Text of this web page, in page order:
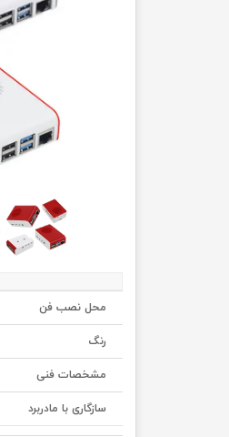
محل نصب فن
رنگ
مشخصات فنی
سازگاری با مادربرد